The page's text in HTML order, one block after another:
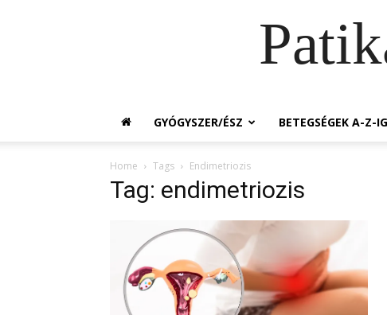
GYÓGYSZER/ÉSZ BETEGSÉGEK A-Z-IG
Home Tags Endimetriozis
Tag: endimetriozis